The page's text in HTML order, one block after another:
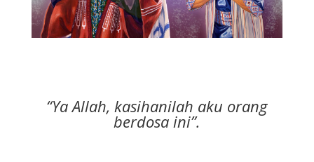
“Ya Allah, kasihanilah aku orang
berdosa ini”.